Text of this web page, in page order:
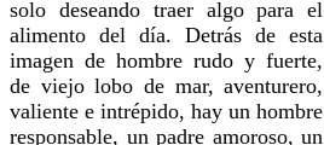
solo deseando traer algo para el
alimento del día. Detrás de esta
imagen de hombre rudo y fuerte,
de viejo lobo de mar, aventurero,
valiente e intrépido, hay un hombre
responsable, un padre amoroso, un